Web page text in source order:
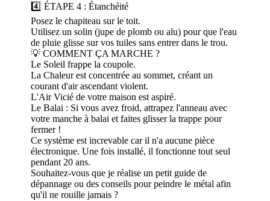
4️⃣ ÉTAPE 4 : Étanchéité
Posez le chapiteau sur le toit.
Utilisez un solin (jupe de plomb ou alu) pour que l'eau
de pluie glisse sur vos tuiles sans entrer dans le trou.
💡 COMMENT ÇA MARCHE ?
Le Soleil frappe la coupole.
La Chaleur est concentrée au sommet, créant un
courant d'air ascendant violent.
L'Air Vicié de votre maison est aspiré.
Le Balai : Si vous avez froid, attrapez l'anneau avec
votre manche à balai et faites glisser la trappe pour
fermer !
Ce système est increvable car il n'a aucune pièce
électronique. Une fois installé, il fonctionne tout seul
pendant 20 ans.
Souhaitez-vous que je réalise un petit guide de
dépannage ou des conseils pour peindre le métal afin
qu'il ne rouille jamais ?